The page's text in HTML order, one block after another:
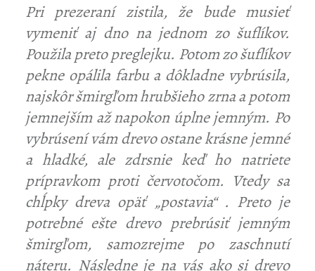
Pri prezeraní zistila, že bude musieť
vymeniť aj dno na jednom zo šuflíkov.
Použila preto preglejku. Potom zo šuflíkov
pekne opálila farbu a dôkladne vybrúsila,
najskôr šmirgľom hrubšieho zrna a potom
jemnejším až napokon úplne jemným. Po
vybrúsení vám drevo ostane krásne jemné
a hladké, ale zdrsnie keď ho natriete
prípravkom proti červotočom. Vtedy sa
chĺpky dreva opäť „postavia“ . Preto je
potrebné ešte drevo prebrúsiť jemným
šmirgľom, samozrejme po zaschnutí
náteru. Následne je na vás ako si drevo